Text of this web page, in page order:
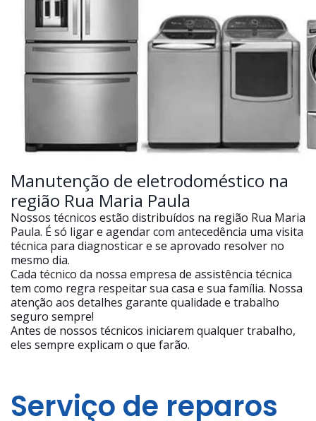
Manutenção de eletrodoméstico na
região Rua Maria Paula
Nossos técnicos estão distribuídos na região Rua Maria
Paula. É só ligar e agendar com antecedência uma visita
técnica para diagnosticar e se aprovado resolver no
mesmo dia.
Cada técnico da nossa empresa de assistência técnica
tem como regra respeitar sua casa e sua família. Nossa
atenção aos detalhes garante qualidade e trabalho
seguro sempre!
Antes de nossos técnicos iniciarem qualquer trabalho,
eles sempre explicam o que farão.
Serviço de reparos